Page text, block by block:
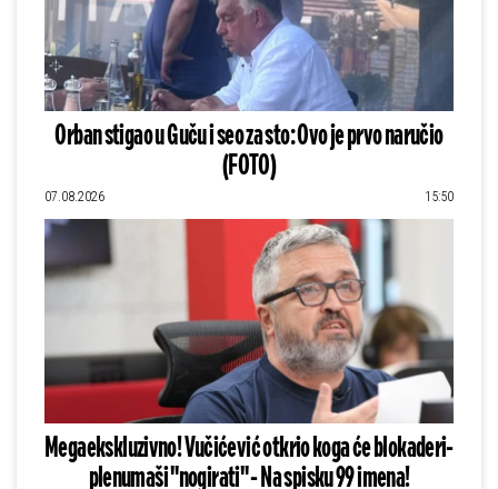
Orban stigao u Guču i seo za sto: Ovo je prvo naručio
(FOTO)
07.08.2026 15:50
Megaekskluzivno! Vučićević otkrio koga će blokaderi-
plenumaši "nogirati" - Na spisku 99 imena!